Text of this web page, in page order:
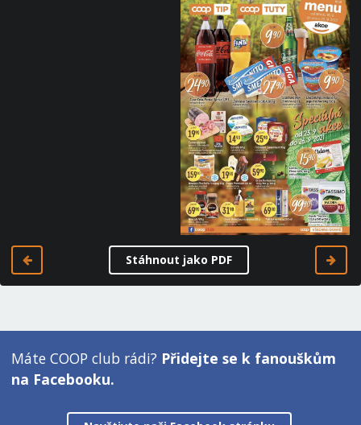
Stáhnout jako PDF
Máte COOP club rádi? Přidejte se k fanouškům
na Facebooku.